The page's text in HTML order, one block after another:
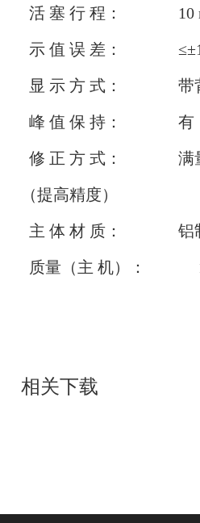
活 塞 行 程： 10
示 值 误 差：
显 示 方 式： 带背
峰 值 保 持： 有
修 正 方 式： 满量
（提高精度）
主 体 材 质： 铝制
质量（主 机）：
相关下载